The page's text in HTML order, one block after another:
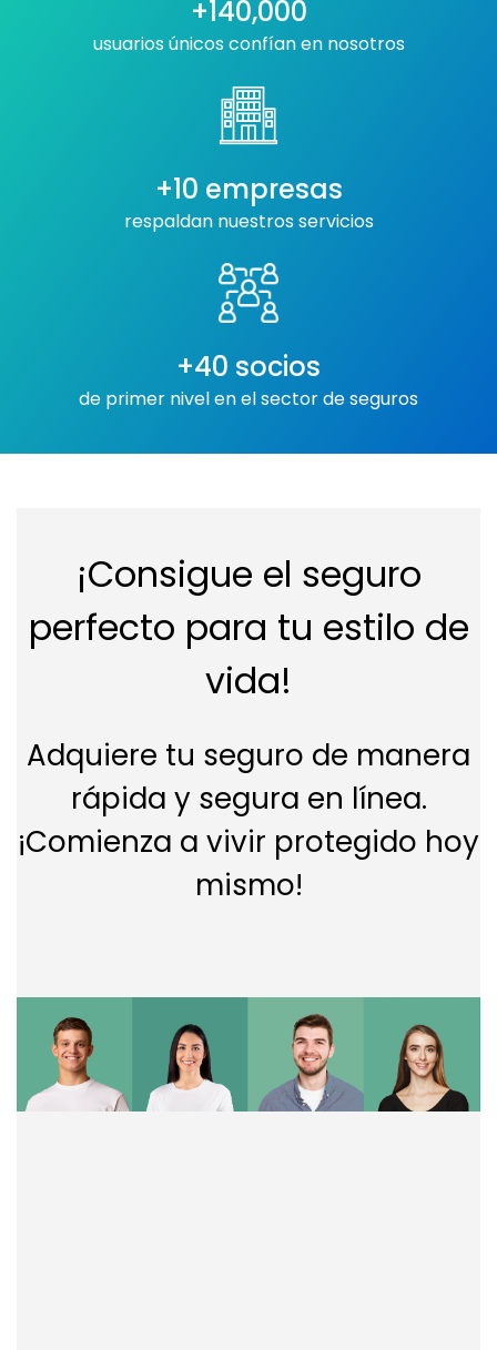
+140,000
usuarios únicos confían en nosotros
+10 empresas
respaldan nuestros servicios
+40 socios
de primer nivel en el sector de seguros
¡Consigue el seguro
perfecto para tu estilo de
vida!
Adquiere tu seguro de manera
rápida y segura en línea.
¡Comienza a vivir protegido hoy
mismo!